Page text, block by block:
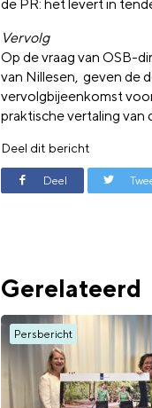
de PR: het levert in
Vervolg
Op de vraag van OSB-
van Nillesen, geven de
vervolgbijeenkomst
praktische vertaling van
Deel dit bericht
Deel
Gerelateerd
Persbericht